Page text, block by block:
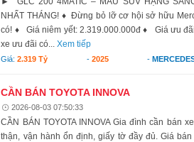
NHẤT THÁNG! ♦ Đừng bỏ lỡ cơ hội sở hữu
có! ♦ Giá niêm yết: 2.319.000.000đ ♦ Giá ưu
xe ưu đãi có...Xem tiếp
Giá:2.319 Tỷ - 2025 -
CẦN BÁN TOYOTA INNOVA
2026-08-03 07:50:33
CẦN BÁN TOYOTA INNOVA Gia đình cần bán
thận, vận hành ổn định, giấy tờ đầy đủ. Giá